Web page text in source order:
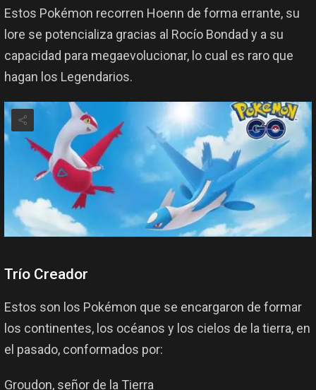
Estos Pokémon recorren Hoenn de forma errante, su
lore se potencializa gracias al Rocío Bondad y a su
capacidad para megaevolucionar, lo cual es raro que
hagan los Legendarios.
Trío Creador
Estos son los Pokémon que se encargaron de formar
los continentes, los océanos y los cielos de la tierra, en
el pasado, conformados por:
Groudon, señor de la Tierra